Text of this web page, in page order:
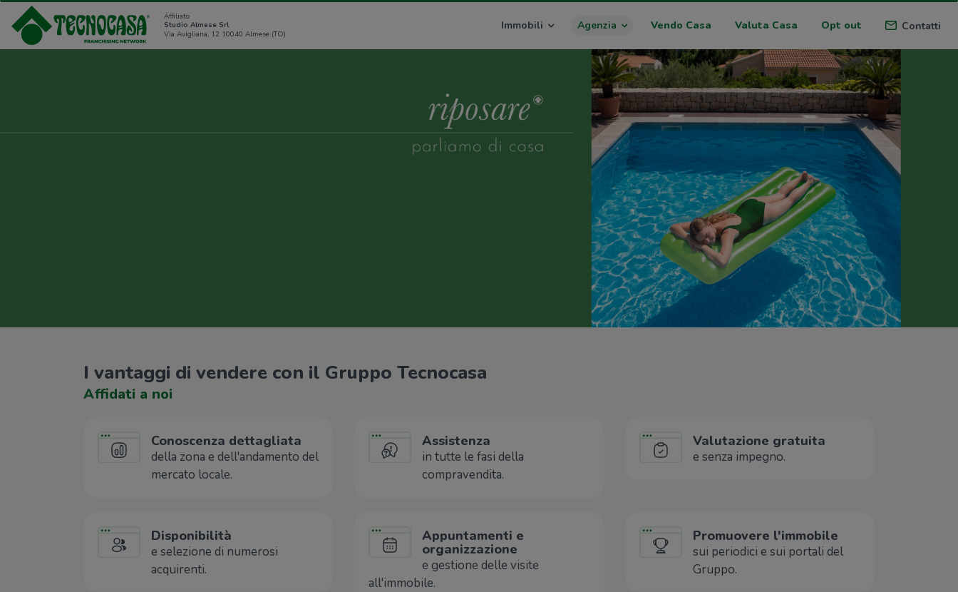
Affiliato
Studio Almese Srl
Via Avigliana, 12 10040 Almese (TO)
Immobili Agenzia Vendo Casa Valuta Casa Opt out Contatti
I vantaggi di vendere con il Gruppo Tecnocasa
Affidati a noi
Conoscenza dettagliata
della zona e dell'andamento del
mercato locale.
Assistenza
in tutte le fasi della
compravendita.
Valutazione gratuita
e senza impegno.
Disponibilità
e selezione di numerosi
acquirenti.
Appuntamenti e
organizzazione
e gestione delle visite
all'immobile.
Promuovere l'immobile
sui periodici e sui portali del
Gruppo.